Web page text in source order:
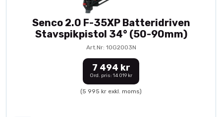
Senco 2.0 F-35XP Batteridriven
Stavspikpistol 34° (50-90mm)
Art.Nr: 10G2003N
7 494 kr
Ord. pris: 14 019 kr
(5 995 kr exkl. moms)